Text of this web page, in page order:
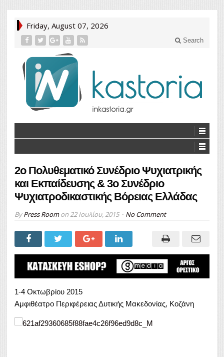
Friday, August 07, 2026
Search
2o Πολυθεματικό Συνέδριο Ψυχιατρικής
και Εκπαίδευσης & 3ο Συνέδριο
Ψυχιατροδικαστικής Βόρειας Ελλάδας
ByPress Roomon 22 Ιουλίου, 2015 No Comment
1-4 Οκτωβρίου 2015
Αμφιθέατρο Περιφέρειας Δυτικής Μακεδονίας, Κοζάνη